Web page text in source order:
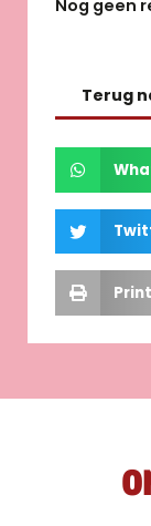
Nog geen
Terug
Print